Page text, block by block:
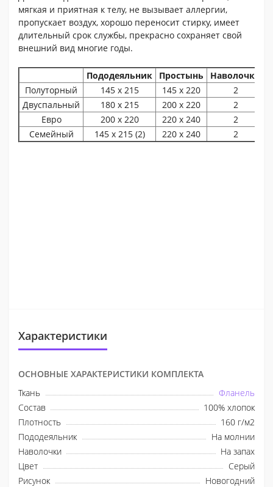
мягкая и приятная к телу, не вызывает аллергии,
пропускает воздух, хорошо переносит стирку, имеет
длительный срок службы, прекрасно сохраняет свой
внешний вид многие годы.
Пододеяльник Простынь
Наволочки
Полуторный
145 х 215 145 х 220
2
Двуспальный
180 х 215 200 х 220
2
Евро
200 х 220 220 х 240
2
Семейный
145 х 215 (2) 220 х 240 2
Характеристики
ОСНОВНЫЕ ХАРАКТЕРИСТИКИ КОМПЛЕКТА
Ткань
Фланель
Состав
100% хлопок
Плотность
160 г/м2
Пододеяльник
На молнии
Наволочки
На запах
Цвет
Серый
Рисунок
Новогодний